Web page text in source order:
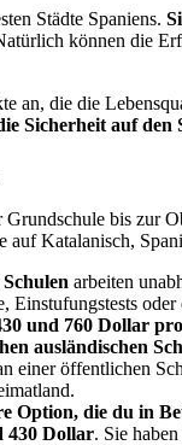
Städte Spaniens.
können die
an, die die
Sicherheit auf
bis zur
Katalanisch,
arbeiten
Einstufungstests
und 760 Dollar
ausländischen
einer öffentlichen
Option, die du in
430 Dollar. Sie